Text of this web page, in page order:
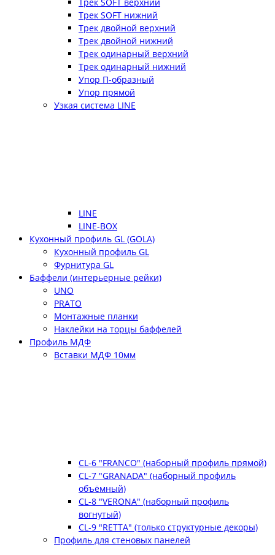
Трек SOFT нижний
Трек двойной верхний
Трек двойной нижний
Трек одинарный верхний
Трек одинарный нижний
Упор П-образный
Упор прямой
Узкая система LINE
LINE
LINE-BOX
Кухонный профиль GL (GOLA)
Кухонный профиль GL
Фурнитура GL
Баффели (интерьерные рейки)
UNO
PRATO
Монтажные планки
Наклейки на торцы баффелей
Профиль МДФ
Вставки МДФ 10мм
CL-6 "FRANCO" (наборный профиль прямой)
CL-7 "GRANADA" (наборный профиль
объёмный)
CL-8 "VERONA" (наборный профиль
вогнутый)
CL-9 "RETTA" (только структурные декоры)
Профиль для стеновых панелей